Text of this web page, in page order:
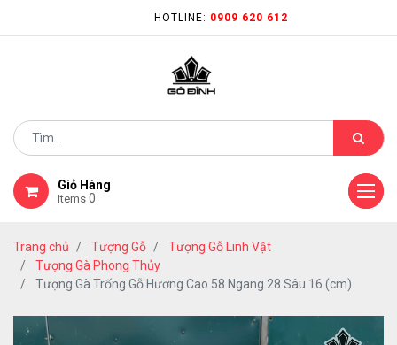
HOTLINE: 0909 620 612
Giỏ Hàng
Items 0
Trang chủ Tượng Gỗ
Tượng Gỗ Linh Vật
Tượng Gà Phong Thủy
Tượng Gà Trống Gỗ Hương Cao 58 Ngang 28 Sâu 16 (cm)